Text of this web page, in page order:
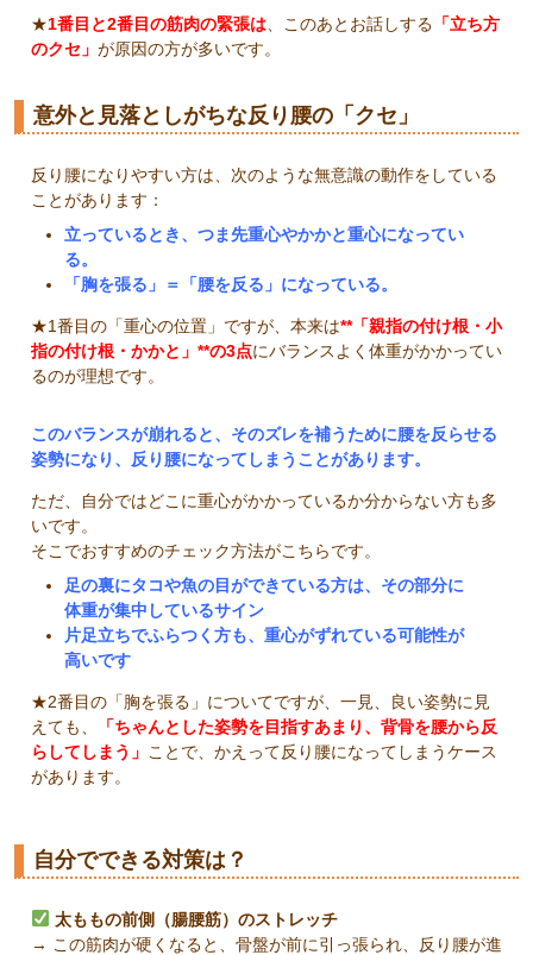
★1番目と2番目の筋肉の緊張は 、このあとお話しする 「立ち方
のクセ」 が原因の方が多いです。
意外と見落としがちな反り腰の「クセ」
反り腰になりやすい方は、次のような無意識の動作をしている
ことがあります：
立っているとき、つま先重心やかかと重心になってい
る。
「胸を張る」＝「腰を反る」になっている。
★1番目の「重心の位置」ですが、本来は**「親指の付け根・小
指の付け根・かかと」**の3点にバランスよく体重がかかってい
るのが理想です。
このバランスが崩れると、そのズレを補うために腰を反らせる
姿勢になり、反り腰になってしまうことがあります。
ただ、自分ではどこに重心がかかっているか分からない方も多
いです。
そこでおすすめのチェック方法がこちらです。
足の裏にタコや魚の目ができている方は、その部分に
体重が集中しているサイン
片足立ちでふらつく方も、重心がずれている可能性が
高いです
★2番目の「胸を張る」についてですが、一見、良い姿勢に見
えても、
「ちゃんとした姿勢を目指すあまり、背骨を腰から反
らしてしまう」 ことで、かえって反り腰になってしまうケース
があります。
自分でできる対策は？
太ももの前側（腸腰筋）のストレッチ
→ この筋肉が硬くなると、骨盤が前に引っ張られ、反り腰が進